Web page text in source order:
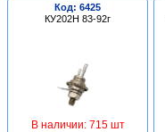
Код: 6425
КУ202Н 83-92г
В наличии: 715 шт